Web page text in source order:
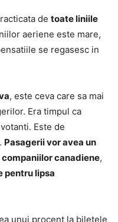
de toate liniile
aeriene este mare,
se regasesc in
, este ceva care sa mai
Era timpul ca
Este de
Pasagerii vor avea un
canadiene,
pentru lipsa
unui procent la biletele